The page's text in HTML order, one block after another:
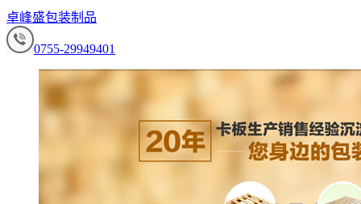
卓峰盛包装制品
0755-29949401